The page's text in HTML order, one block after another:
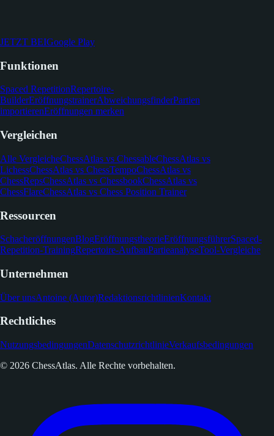
JETZT BEIGoogle Play
Funktionen
Spaced RepetitionRepertoire-
BuilderEröffnungstrainerAbweichungsfinderPartien
importierenEröffnungen merken
Vergleichen
Alle VergleicheChessAtlas vs ChessableChessAtlas vs
LichessChessAtlas vs ChessTempoChessAtlas vs
ChessRepsChessAtlas vs ChessbookChessAtlas vs
ChessFlareChessAtlas vs Chess Position Trainer
Ressourcen
SchacheröffnungenBlogEröffnungstheorieEröffnungsführerSpaced-
Repetition-TrainingRepertoire-AufbauPartieanalyseTool-Vergleiche
Unternehmen
Über unsAntoine (Autor)RedaktionsrichtlinienKontakt
Rechtliches
NutzungsbedingungenDatenschutzrichtlinieVerkaufsbedingungen
© 2026 ChessAtlas. Alle Rechte vorbehalten.